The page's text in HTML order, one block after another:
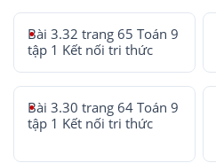
Bài 3.32 trang 65 Toán 9
tập 1 Kết nối tri thức
Bài 3.30 trang 64 Toán 9
tập 1 Kết nối tri thức